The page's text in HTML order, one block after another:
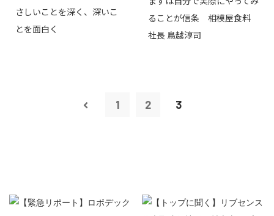
さしいことを深く、深いこ
とを面白く
ることが信条 相模屋食料
社長 鳥越淳司
1 2 3